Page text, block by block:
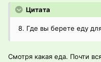
Цитата
8. Где вы берете еду
Смотря какая еда. Почти